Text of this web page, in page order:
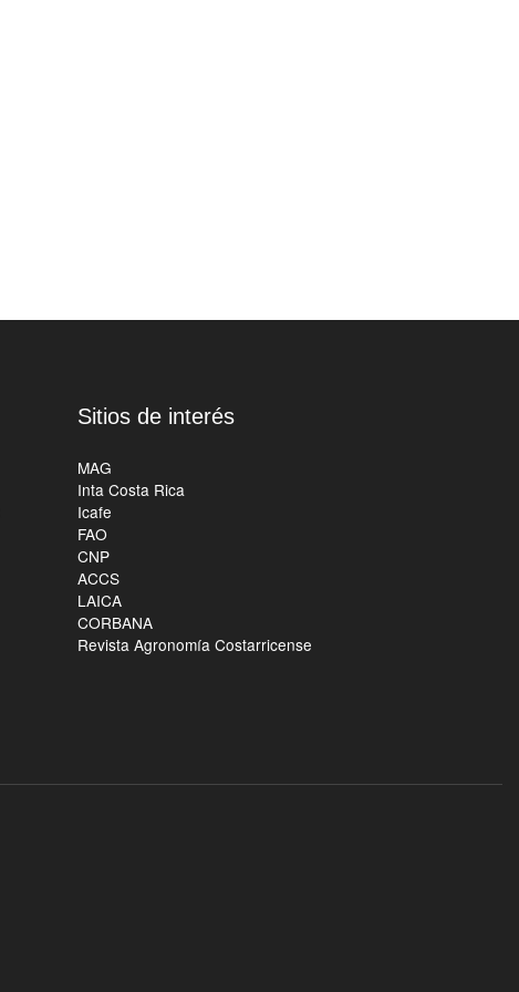
Sitios de interés
MAG
Inta Costa Rica
Icafe
FAO
CNP
ACCS
LAICA
CORBANA
Revista Agronomía Costarricense